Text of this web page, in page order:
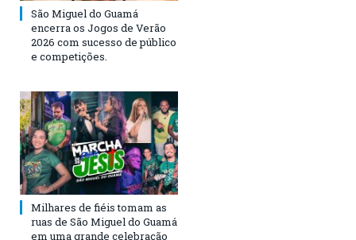
São Miguel do Guamá
encerra os Jogos de Verão
2026 com sucesso de público
e competições.
Milhares de fiéis tomam as
ruas de São Miguel do Guamá
em uma grande celebração